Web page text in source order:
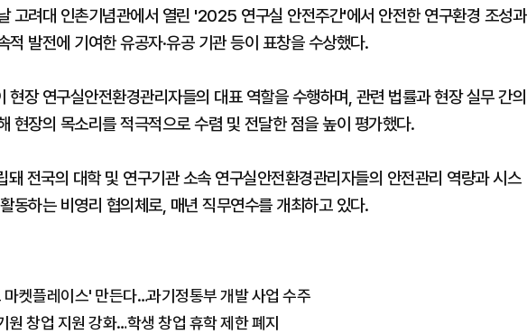
고려대 인촌기념관에서 열린 '2025 연구실 안전주간'에서 안전한 연구환경 조성과
적 발전에 기여한 유공자·유공 기관 등이 표창을 수상했다.
현장 연구실안전환경관리자들의 대표 역할을 수행하며, 관련 법률과 현장 실무 간의
현장의 목소리를 적극적으로 수렴 및 전달한 점을 높이 평가했다.
전국의 대학 및 연구기관 소속 연구실안전환경관리자들의 안전관리 역량과 시스
동하는 비영리 협의체로, 매년 직무연수를 개최하고 있다.
켓플레이스' 만든다…과기정통부 개발 사업 수주
창업 지원 강화…학생 창업 휴학 제한 폐지